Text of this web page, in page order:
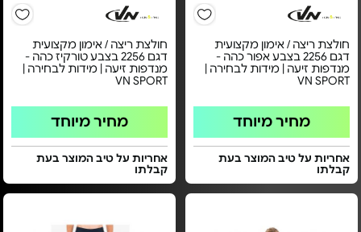
חולצת ריצה / אימון מקצועית
דגם 2256 בצבע אפור כהה -
מנדפות זיעה | מידות לבחירה |
VN SPORT
מחיר מיוחד
אחריות על טיב המוצר בעת
קבלתו
חולצת ריצה / אימון מקצועית
דגם 2256 בצבע טורקיז כהה -
מנדפות זיעה | מידות לבחירה |
VN SPORT
מחיר מיוחד
אחריות על טיב המוצר בעת
קבלתו